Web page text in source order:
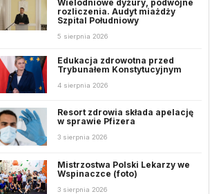
Wielodniowe dyżury, podwójne
rozliczenia. Audyt miażdży
Szpital Południowy
5 sierpnia 2026
Edukacja zdrowotna przed
Trybunałem Konstytucyjnym
4 sierpnia 2026
Resort zdrowia składa apelację
w sprawie Pfizera
3 sierpnia 2026
Mistrzostwa Polski Lekarzy we
Wspinaczce (foto)
3 sierpnia 2026